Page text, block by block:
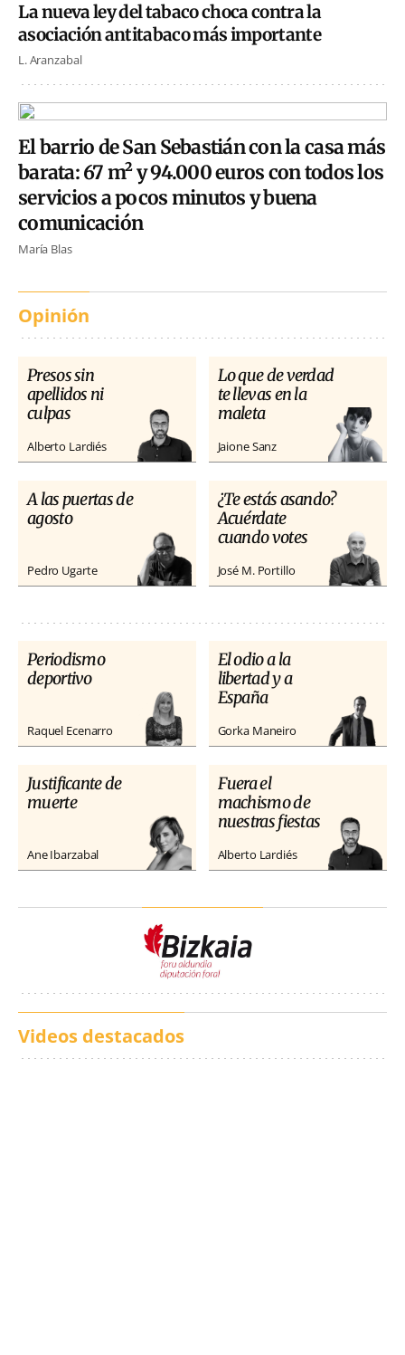
La nueva ley del tabaco choca contra la
asociación antitabaco más importante
L. Aranzabal
El barrio de San Sebastián con la casa más
barata: 67 m² y 94.000 euros con todos los
servicios a pocos minutos y buena
comunicación
María Blas
Opinión
Presos sin
apellidos ni
culpas
Alberto Lardiés
Lo que de verdad
te llevas en la
maleta
Jaione Sanz
A las puertas de
agosto
Pedro Ugarte
¿Te estás asando?
Acuérdate
cuando votes
José M. Portillo
Periodismo
deportivo
Raquel Ecenarro
El odio a la
libertad y a
España
Gorka Maneiro
Justificante de
muerte
Ane Ibarzabal
Fuera el
machismo de
nuestras fiestas
Alberto Lardiés
Videos destacados